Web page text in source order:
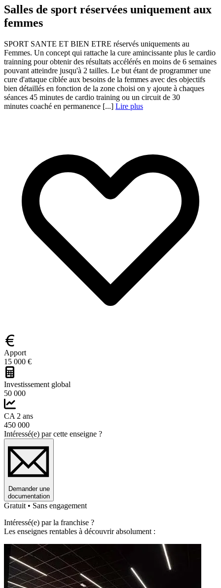
Salles de sport réservées uniquement aux
femmes
SPORT SANTE ET BIEN ETRE réservés uniquements au
Femmes. Un concept qui rattache la cure amincissante plus le cardio
trainning pour obtenir des résultats accélérés en moins de 6 semaines
pouvant atteindre jusqu'à 2 tailles. Le but étant de programmer une
cure d'attaque ciblée aux besoins de la femmes avec des objectifs
bien détaillés en fonction de la zone choisi on y ajoute à chaques
séances 45 minutes de cardio training ou un circuit de 30
minutes coaché en permanence [...] Lire plus
Apport
15 000 €
Investissement global
50 000
CA 2 ans
450 000
Intéressé(e) par cette enseigne ?
Demander une
documentation
Gratuit • Sans engagement
Intéressé(e) par la franchise ?
Les enseignes rentables à découvrir absolument :